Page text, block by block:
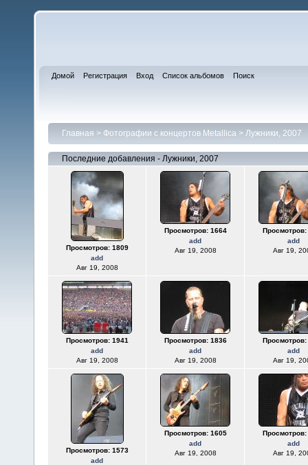
Домой Регистрация Вход Список альбомов Поиск
Главная > Фотографии с концертов Metallica > Лужники, 2007
Последние добавления - Лужники, 2007
Просмотров: 1809
add
Авг 19, 2008
Просмотров: 1664
add
Авг 19, 2008
Просмотров:
add
Авг 19,
Просмотров: 1941
add
Авг 19, 2008
Просмотров: 1836
add
Авг 19, 2008
Просмотров:
add
Авг 19,
Просмотров: 1573
add
Просмотров: 1605
add
Авг 19, 2008
Просмотров:
add
Авг 19,